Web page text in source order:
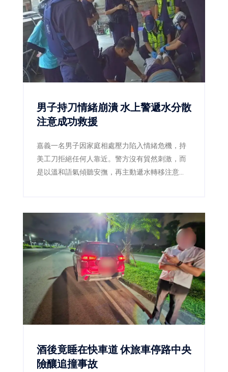
男子持刀情緒崩潰 水上警遞水分散
注意成功救援
嘉義一名男子因家庭相處壓力陷入情緒危機，持
美工刀拒絕任何人靠近。警方沒有貿然刺激，而
是以溫和語氣傾聽安撫，再主動遞水轉移注意
酒後竟睡在快車道 休旅車停路中央
險釀追撞事故